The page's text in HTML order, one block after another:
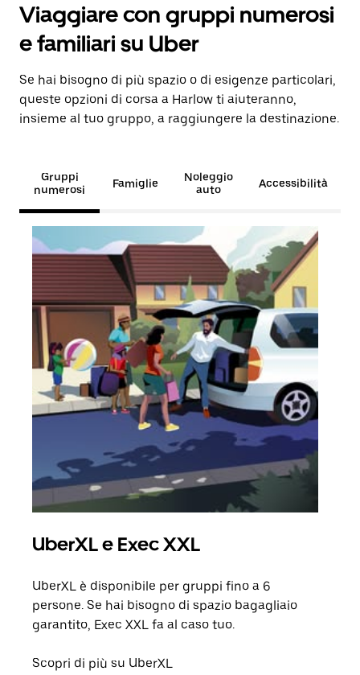
Viaggiare con gruppi numerosi
e familiari su Uber
Se hai bisogno di più spazio o di esigenze particolari,
queste opzioni di corsa a Harlow ti aiuteranno,
insieme al tuo gruppo, a raggiungere la destinazione.
Gruppi
numerosi
Famiglie
Noleggio
auto
Accessibilità
UberXL e Exec XXL
UberXL è disponibile per gruppi fino a 6
persone. Se hai bisogno di spazio bagagliaio
garantito, Exec XXL fa al caso tuo.
Scopri di più su UberXL